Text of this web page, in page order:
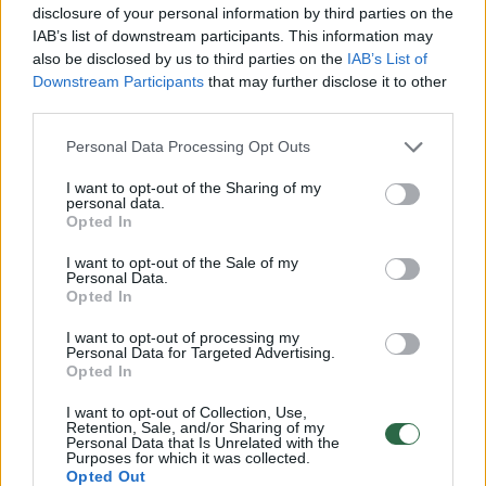
disclosure of your personal information by third parties on the
IAB’s list of downstream participants. This information may
also be disclosed by us to third parties on the IAB’s List of
Downstream Participants that may further disclose it to other
Personal Data Processing Opt Outs
I want to opt-out of the Sharing of my
personal data.
Opted In
I want to opt-out of the Sale of my
Personal Data.
Opted In
I want to opt-out of processing my
Personal Data for Targeted Advertising.
Opted In
I want to opt-out of Collection, Use,
Retention, Sale, and/or Sharing of my
Personal Data that Is Unrelated with the
Purposes for which it was collected.
Opted Out
trasoje su keliais nedideliais kalniukais
siejamos su G.Bagdonu. Sportininkams
reikėjo įveikti 12 ratų po 15 km.
Jau po pirmųjų metrų nuo pagrindinės
grupės pabėgo Liuksemburgo dviratininkas
Janas Petelinas. Greit prie jo prijungė
slovakas Janas Andre Cully ir baltarusis
Branislavas Samoilovas. Jie pirmavo net 10
6 min. persvarą. Likus 32 km, daugiausia italų
pastangomis, grupė pavijo bėglius.
Likus 2 ratams iki finišo priekyje buvo